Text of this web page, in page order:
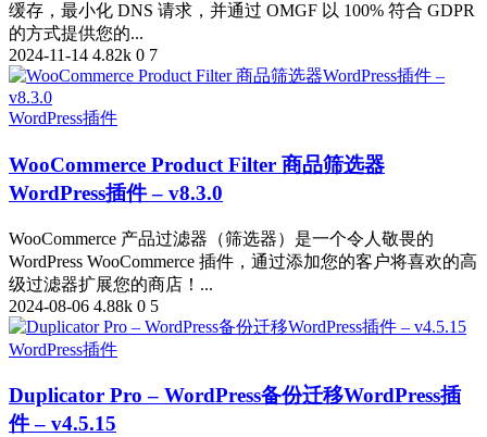
缓存，最小化 DNS 请求，并通过 OMGF 以 100% 符合 GDPR
的方式提供您的...
2024-11-14 4.82k 0 7
WordPress插件
WooCommerce Product Filter 商品筛选器
WordPress插件 – v8.3.0
WooCommerce 产品过滤器（筛选器）是一个令人敬畏的
WordPress WooCommerce 插件，通过添加您的客户将喜欢的高
级过滤器扩展您的商店！...
2024-08-06 4.88k 0 5
WordPress插件
Duplicator Pro – WordPress备份迁移WordPress插
件 – v4.5.15